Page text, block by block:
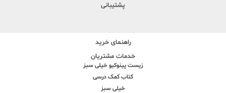
پشتیبانی
راهنمای خرید
خدمات مشتریان
زیست پینوکیو خیلی سبز
کتاب کمک درسی
خیلی سبز